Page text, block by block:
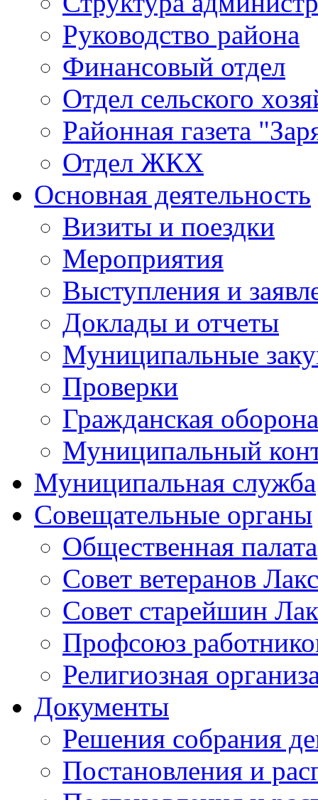
Руководство района
Финансовый отдел
Отдел сельского
Районная газета
Отдел ЖКХ
Основная деятельность
Визиты и поездки
Мероприятия
Выступления и
Доклады и отчеты
Муниципальные
Проверки
Гражданская
Муниципальный
Муниципальная служба
Совещательные органы
Общественная палата
Совет ветеранов
Совет старейшин
Профсоюз
Религиозная
Документы
Решения собрания
Постановления и